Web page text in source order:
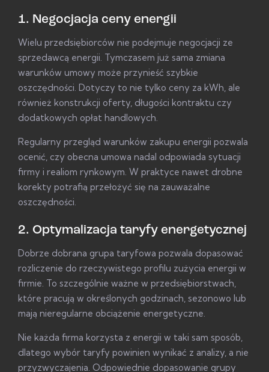
1. Negocjacja ceny energii
Wielu przedsiębiorców nie podejmuje negocjacji ze
sprzedawcą energii. Tymczasem już sama zmiana
warunków umowy może przynieść szybkie
oszczędności. Dotyczy to nie tylko ceny za kWh, ale
również konstrukcji oferty, długości kontraktu czy
dodatkowych opłat handlowych.
Regularny przegląd warunków zakupu energii pozwala
ocenić, czy obecna umowa nadal odpowiada sytuacji
firmy i realiom rynkowym. W praktyce nawet drobne
korekty potrafią przełożyć się na zauważalne
oszczędności.
2. Optymalizacja taryfy energetycznej
Dobrze dobrana grupa taryfowa pozwala dopasować
rozliczenie do rzeczywistego profilu zużycia energii w
firmie. To szczególnie ważne w przedsiębiorstwach,
które pracują w określonych godzinach, sezonowo lub
mają nieregularne obciążenie energetyczne.
Nie każda firma korzysta z energii w taki sam sposób,
dlatego wybór taryfy powinien wynikać z analizy, a nie
przyzwyczajenia. Odpowiednie dopasowanie grupy